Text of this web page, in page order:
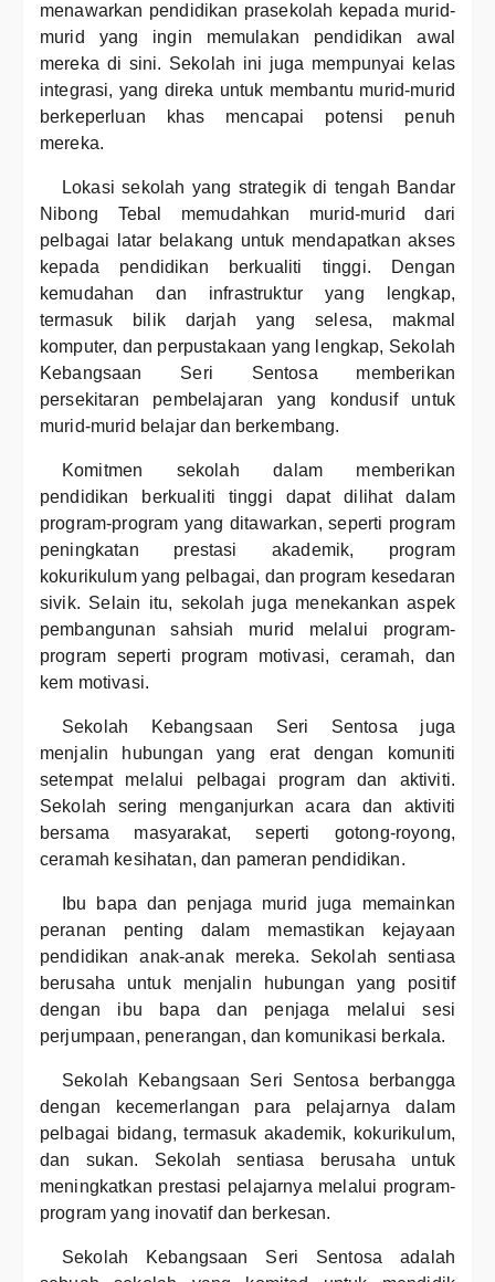
menawarkan pendidikan prasekolah kepada murid-
murid yang ingin memulakan pendidikan awal
mereka di sini. Sekolah ini juga mempunyai kelas
integrasi, yang direka untuk membantu murid-murid
berkeperluan khas mencapai potensi penuh
mereka.
Lokasi sekolah yang strategik di tengah Bandar
Nibong Tebal memudahkan murid-murid dari
pelbagai latar belakang untuk mendapatkan akses
kepada pendidikan berkualiti tinggi. Dengan
kemudahan dan infrastruktur yang lengkap,
termasuk bilik darjah yang selesa, makmal
komputer, dan perpustakaan yang lengkap, Sekolah
Kebangsaan Seri Sentosa memberikan
persekitaran pembelajaran yang kondusif untuk
murid-murid belajar dan berkembang.
Komitmen sekolah dalam memberikan
pendidikan berkualiti tinggi dapat dilihat dalam
program-program yang ditawarkan, seperti program
peningkatan prestasi akademik, program
kokurikulum yang pelbagai, dan program kesedaran
sivik. Selain itu, sekolah juga menekankan aspek
pembangunan sahsiah murid melalui program-
program seperti program motivasi, ceramah, dan
kem motivasi.
Sekolah Kebangsaan Seri Sentosa juga
menjalin hubungan yang erat dengan komuniti
setempat melalui pelbagai program dan aktiviti.
Sekolah sering menganjurkan acara dan aktiviti
bersama masyarakat, seperti gotong-royong,
ceramah kesihatan, dan pameran pendidikan.
Ibu bapa dan penjaga murid juga memainkan
peranan penting dalam memastikan kejayaan
pendidikan anak-anak mereka. Sekolah sentiasa
berusaha untuk menjalin hubungan yang positif
dengan ibu bapa dan penjaga melalui sesi
perjumpaan, penerangan, dan komunikasi berkala.
Sekolah Kebangsaan Seri Sentosa berbangga
dengan kecemerlangan para pelajarnya dalam
pelbagai bidang, termasuk akademik, kokurikulum,
dan sukan. Sekolah sentiasa berusaha untuk
meningkatkan prestasi pelajarnya melalui program-
program yang inovatif dan berkesan.
Sekolah Kebangsaan Seri Sentosa adalah